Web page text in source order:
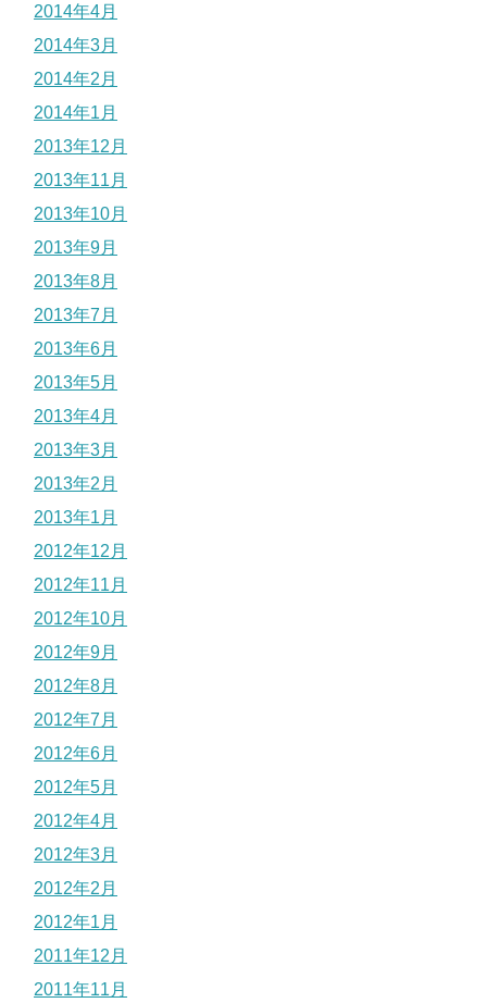
2014年4月
2014年3月
2014年2月
2014年1月
2013年12月
2013年11月
2013年10月
2013年9月
2013年8月
2013年7月
2013年6月
2013年5月
2013年4月
2013年3月
2013年2月
2013年1月
2012年12月
2012年11月
2012年10月
2012年9月
2012年8月
2012年7月
2012年6月
2012年5月
2012年4月
2012年3月
2012年2月
2012年1月
2011年12月
2011年11月